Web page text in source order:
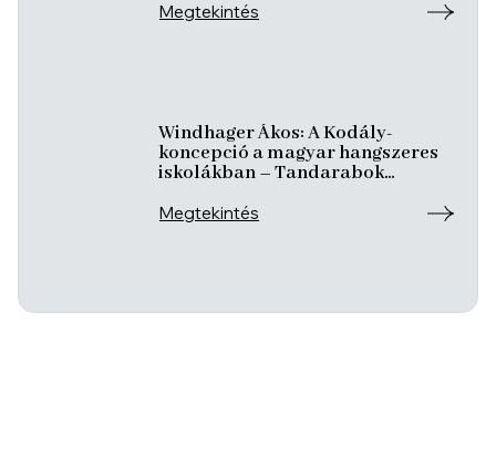
Megtekintés
Windhager Ákos: A Kodály-
koncepció a magyar hangszeres
iskolákban – Tandarabok
Megtekintés